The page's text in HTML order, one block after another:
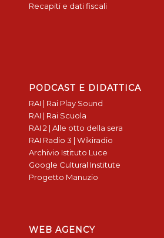
Recapiti e dati fiscali
PODCAST E DIDATTICA
RAI | Rai Play Sound
RAI | Rai Scuola
RAI 2 | Alle otto della sera
RAI Radio 3 | Wikiradio
Archivio Istituto Luce
Google Cultural Institute
Progetto Manuzio
WEB AGENCY